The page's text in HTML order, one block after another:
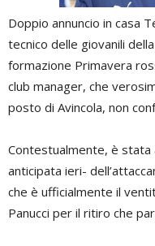
Doppio annuncio in casa
tecnico delle giovanili
formazione Primavera
club manager, che
posto di Avincola, non
Contestualmente, è stata
anticipata ieri-
che è ufficialmente il
Panucci per il ritiro che